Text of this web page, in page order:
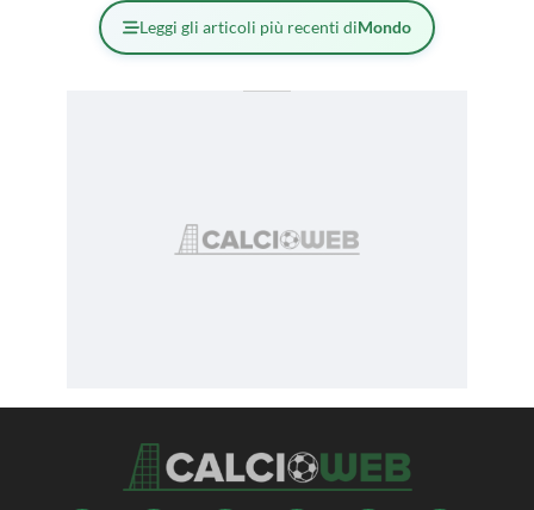
Leggi gli articoli più recenti diMondo